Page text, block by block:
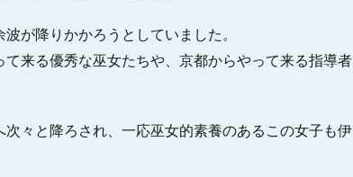
が降りかかろうとしていました。
来る優秀な巫女たちや、京都からやって来る指導者
々と降ろされ、一応巫女的素養のあるこの女子も伊